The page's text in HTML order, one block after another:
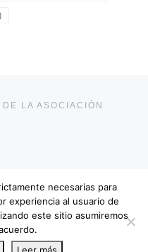
LA ASOCIACIÓN
reservados
con elTema Customizr
necesarias para
experiencia al usuario de
este sitio asumiremos